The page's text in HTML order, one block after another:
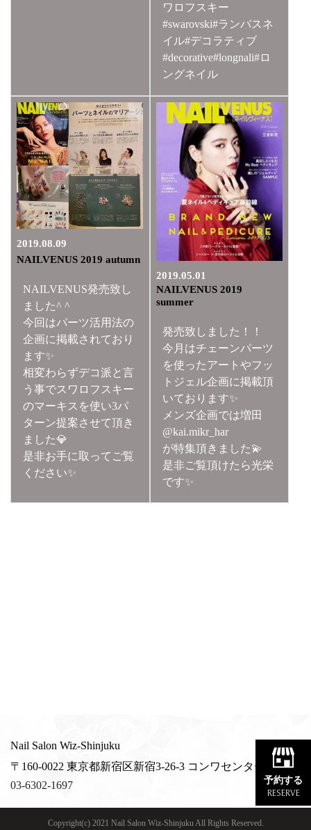
予約する
RESERVE
ワロフスキー
#swarovski#ランバスネ
イル#デコラティブ
#decorative#longnali#ロ
ングネイル
2019.08.09
NAILVENUS 2019 autumn
NAILVENUS発売致し
ました^ ^
今回はパーツ活用法の
企画に掲載されており
ます✨
相変わらずデコ派と言
う事でスワロフスキー
のマーキスを使い3パ
ターン提案させて頂き
ました💎
是非お手に取ってご覧
ください✨
2019.05.01
NAILVENUS 2019
summer
発売致しました！！
今月はチェーンパーツ
を使ったアートやフッ
トジェル企画に掲載頂
いております✨
メンズ企画では増田
@kai.mikr_har
が特集頂きました💫
是非ご覧頂けたら光栄
です✨
Nail Salon Wiz-Shinjuku
〒160-0022 東京都新宿区新宿3-26-3 コンワセンタービル5F
03-6302-1697
Copyright(c) 2021 Nail Salon Wiz-Shinjuku All Rights Reserved.